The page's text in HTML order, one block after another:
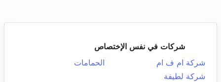
شركات في نفس الإختصاص
شركة ام ف ام
الحمامات
شركة لطيفة